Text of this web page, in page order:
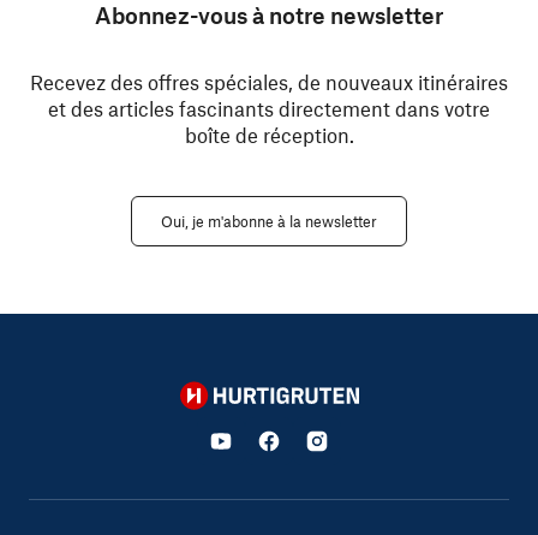
Abonnez-vous à notre newsletter
Recevez des offres spéciales, de nouveaux itinéraires
et des articles fascinants directement dans votre
boîte de réception.
Oui, je m'abonne à la newsletter
Hurtigruten